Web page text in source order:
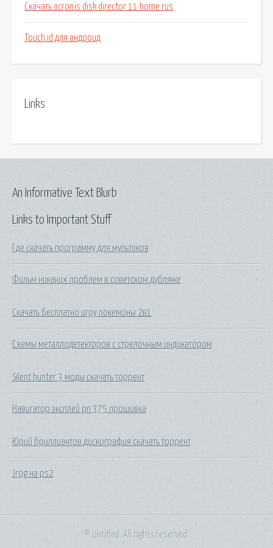
Скачать acronis disk director 11 home rus
Touch id для андроид
Links
Links to Important Stuff
Где скачать программу для мультиков
Фильм никаких проблем в советском дубляже
Скачать бесплатно игру покемоны 2в1
Схемы металлодетекторов с стрелочным индикатором
Silent hunter 3 моды скачать торрент
Навигатор эксплей pn 375 прошивка
Юрий бриллиантов дискография скачать торрент
Jrpg на ps2
An Informative Text Blurb
© Untitled. All rights reserved.